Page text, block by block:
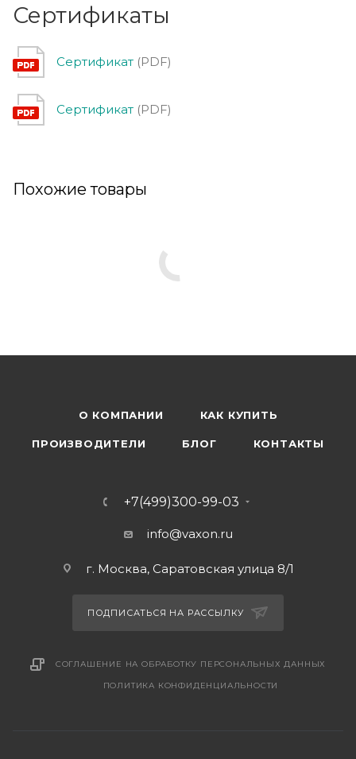
Сертификаты
Сертификат (PDF)
Сертификат (PDF)
Похожие товары
О КОМПАНИИ КАК КУПИТЬ
ПРОИЗВОДИТЕЛИ БЛОГ КОНТАКТЫ
+7(499)300-99-03
info@vaxon.ru
г. Москва, Саратовская улица 8/1
ПОДПИСАТЬСЯ НА РАССЫЛКУ
СОГЛАШЕНИЕ НА ОБРАБОТКУ ПЕРСОНАЛЬНЫХ ДАННЫХ
ПОЛИТИКА КОНФИДЕНЦИАЛЬНОСТИ